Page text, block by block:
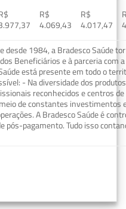
R$
4.069,43
R$
4.017,47
desde 1984, a Bradesco Saúde
Beneficiários e à parceria com
está presente em todo o
- Na diversidade dos
reconhecidos e centros
de constantes investimentos
A Bradesco Saúde é
pós-pagamento. Tudo isso